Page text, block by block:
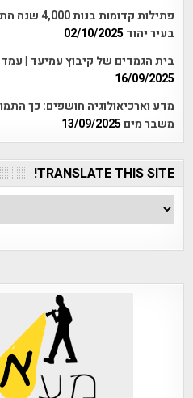
פתילות
בעיר יהוד 02/10/2025
בית הגמדים של קיבוץ עמיעד |
16/09/2025
מדע וארכיאולוגיה חושפים: כך
משבר מים 13/09/2025
TRANSLATE THIS SITE!